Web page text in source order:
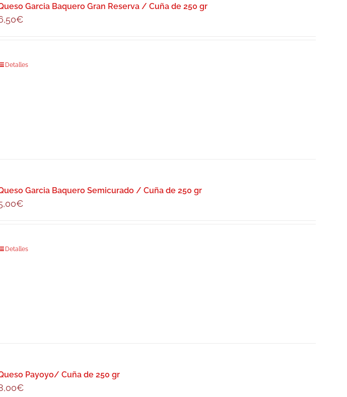
Garcia Baquero Gran Reserva / Cuña de 250 gr
€
Detalles
Garcia Baquero Semicurado / Cuña de 250 gr
€
Detalles
Payoyo/ Cuña de 250 gr
€